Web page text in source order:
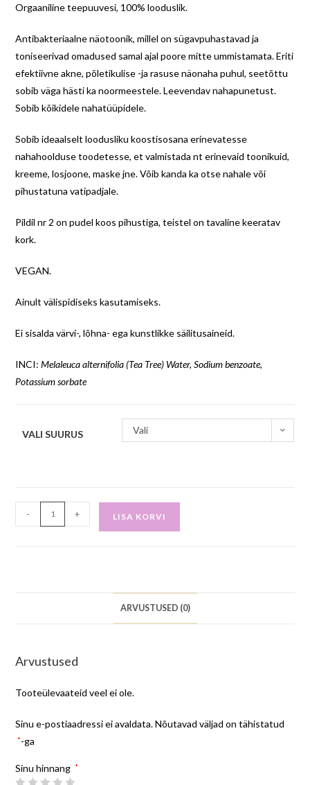
Orgaaniline teepuuvesi, 100% looduslik.
Antibakteriaalne näotoonik, millel on sügavpuhastavad ja
toniseerivad omadused samal ajal poore mitte ummistamata. Eriti
efektiivne akne, põletikulise -ja rasuse näonaha puhul, seetõttu
sobib väga hästi ka noormeestele. Leevendav nahapunetust.
Sobib kõikidele nahatüüpidele.
Sobib ideaalselt loodusliku koostisosana erinevatesse
nahahoolduse toodetesse, et valmistada nt erinevaid toonikuid,
kreeme, losjoone, maske jne. Võib kanda ka otse nahale või
pihustatuna vatipadjale.
Pildil nr 2 on pudel koos pihustiga, teistel on tavaline keeratav
kork.
VEGAN.
Ainult välispidiseks kasutamiseks.
Ei sisalda värvi-, lõhna- ega kunstlikke säilitusaineid.
INCI:Melaleuca alternifolia (Tea Tree) Water, Sodium benzoate,
Potassium sorbate
VALI SUURUS Vali
- + LISA KORVI
ARVUSTUSED (0)
Arvustused
Tooteülevaateid veel ei ole.
Sinu e-postiaadressi ei avaldata. Nõutavad väljad on tähistatud
*-ga
Sinu hinnang *